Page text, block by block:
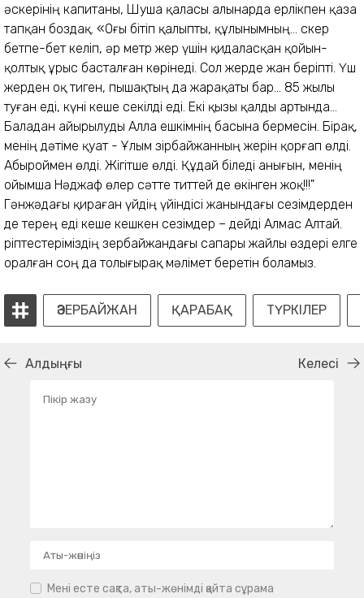
әскерінің капитаны, Шуша қаласы алынарда ерлікпен қаза
тапқан боздақ. «Оғы бітіп қалыпты, құлынымның... Әскер
бетпе-бет келіп, әр метр жер үшін қидаласқан қойын-
қолтық ұрыс басталған көрінеді. Сол жерде жан беріпті. Үш
жерден оқ тиген, пышақтың да жарақаты бар... 85 жылы
туған еді, күні кеше секілді еді. Екі қызы қалды артында...
Баладан айырылуды Алла ешкімнің басына бермесін. Бірақ,
менің дәтіме қуат - Ұлым Әзірбайжанның жерін қорғап өлді.
Абыроймен өлді. Жігітше өлді. Құдай біледі анығын, менің
ойымша Нәджаф өлер сәтте титтей де өкінген жоқ!!!"
Гәнжәдағы қираған үйдің үйіндісі жанындағы сезімдерден
де терең еді кеше кешкен сезімдер – дейді Алмас Алтай.
Әріптестеріміздің Әзербайжандағы сапары жайлы өздері елге
оралған соң да толығырақ мәлімет беретін боламыз.
ӘЗЕРБАЙЖАН ҚАРАБАҚ ТҮРКІЛЕР
Алдыңғы Келесі
Мені есте сақта, аты-жөнімді қайта сұрама